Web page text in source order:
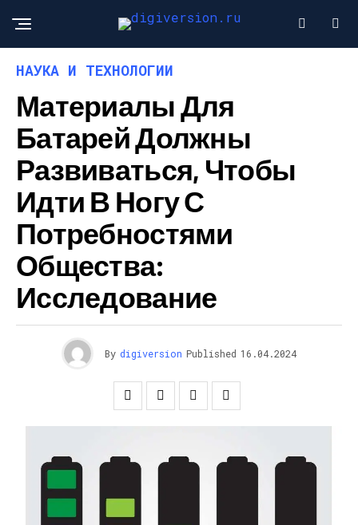
НАУКА И ТЕХНОЛОГИИ
Материалы Для
Батарей Должны
Развиваться, Чтобы
Идти В Ногу С
Потребностями
Общества:
Исследование
By digiversion Published 16.04.2024